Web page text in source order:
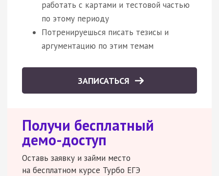
работать с картами и тестовой частью
по этому периоду
Потренируешься писать тезисы и
аргументацию по этим темам
ЗАПИСАТЬСЯ
Получи бесплатный
демо-доступ
Оставь заявку и займи место
на бесплатном курсе Турбо ЕГЭ